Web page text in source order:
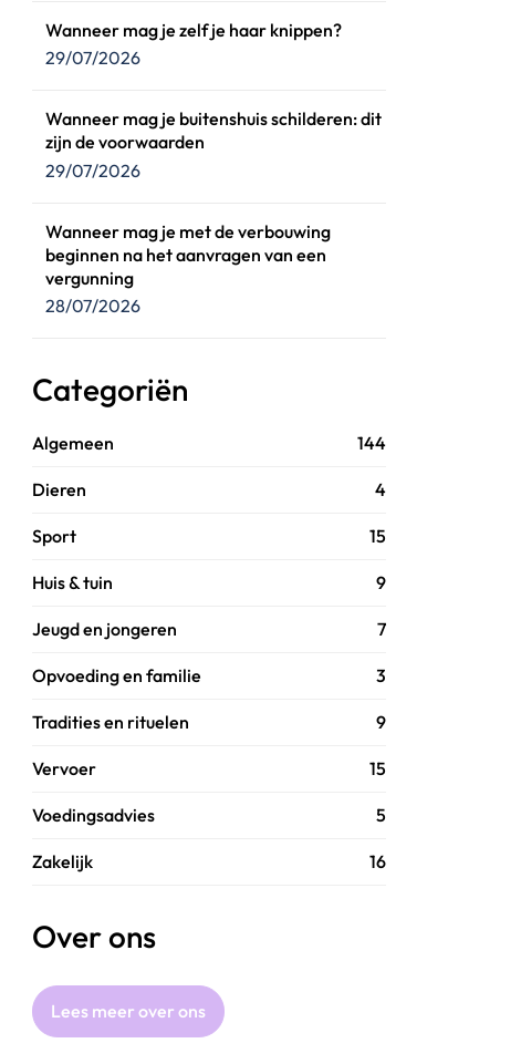
Wanneer mag je zelf je haar knippen?
29/07/2026
Wanneer mag je buitenshuis schilderen: dit
zijn de voorwaarden
29/07/2026
Wanneer mag je met de verbouwing
beginnen na het aanvragen van een
vergunning
28/07/2026
Categoriën
Algemeen 144
Dieren 4
Sport 15
Huis & tuin 9
Jeugd en jongeren 7
Opvoeding en familie 3
Tradities en rituelen 9
Vervoer 15
Voedingsadvies 5
Zakelijk 16
Over ons
Lees meer over ons